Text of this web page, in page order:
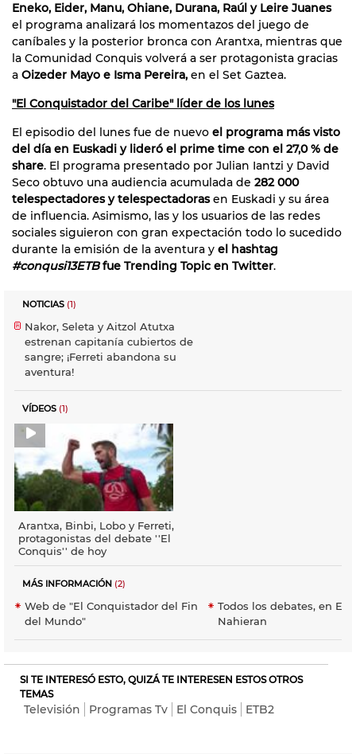
Eneko, Eider, Manu, Ohiane, Durana, Raúl y Leire Juanes
el programa analizará los momentazos del juego de
caníbales y la posterior bronca con Arantxa, mientras que
la Comunidad Conquis volverá a ser protagonista gracias
a Oizeder Mayo e Isma Pereira, en el Set Gaztea.
"El Conquistador del Caribe" líder de los lunes
El episodio del lunes fue de nuevo el programa más visto
del día en Euskadi y lideró el prime time con el 27,0 % de
share. El programa presentado por Julian Iantzi y David
Seco obtuvo una audiencia acumulada de 282 000
telespectadores y telespectadorasen Euskadi y su área
de influencia. Asimismo, las y los usuarios de las redes
sociales siguieron con gran expectación todo lo sucedido
durante la emisión de la aventura y el hashtag
#conqusi13ETBfue Trending Topic en Twitter.
NOTICIAS (1)
Nakor, Seleta y Aitzol Atutxa
estrenan capitanía cubiertos de
sangre; ¡Ferreti abandona su
aventura!
VÍDEOS (1)
Arantxa, Binbi, Lobo y Ferreti,
protagonistas del debate ''El
Conquis'' de hoy
MÁS INFORMACIÓN (2)
Web de "El Conquistador del Fin
del Mundo"
Todos los debates, en
Nahieran
SI TE INTERESÓ ESTO, QUIZÁ TE INTERESEN ESTOS OTROS
TEMAS
Televisión Programas Tv El Conquis ETB2